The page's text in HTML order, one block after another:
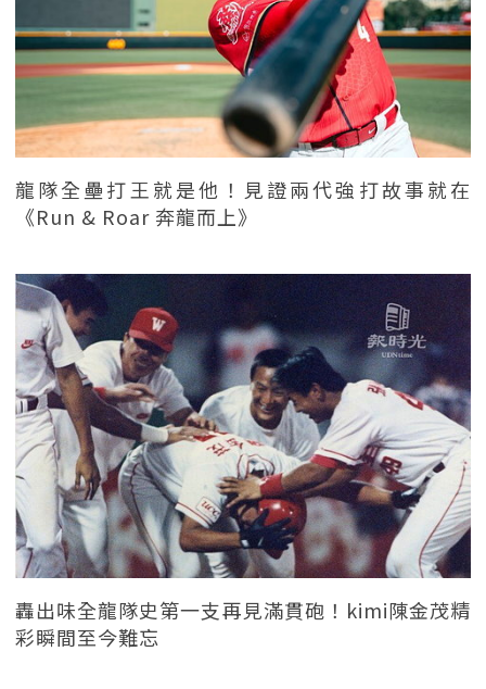
龍隊全壘打王就是他！見證兩代強打故事就在
《Run & Roar 奔龍而上》
轟出味全龍隊史第一支再見滿貫砲！kimi陳金茂精
彩瞬間至今難忘